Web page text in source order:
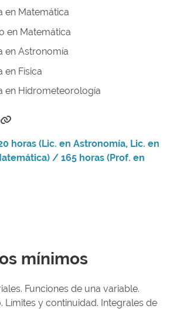
en Matemática
en Matemática
en Astronomía
en Física
en Hidrometeorología
horas (Lic. en Astronomía, Lic. en
/ 165 horas (Prof. en
mínimos
Funciones de una variable.
Límites y continuidad. Integrales de